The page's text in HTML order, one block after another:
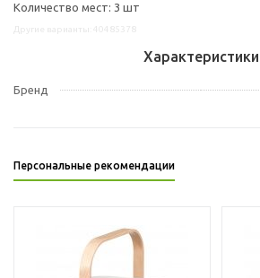
Количество мест: 3 шт
Характеристики
Бренд
Персональные рекомендации